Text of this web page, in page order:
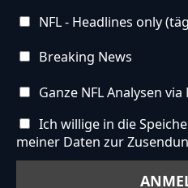
NFL - Headlines only
Breaking News
Ganze NFL Analysen via
Ich willige in die
meiner Daten zur